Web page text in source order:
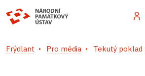
Frýdlant Pro média Tekutý poklad